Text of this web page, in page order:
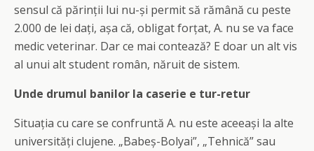
sensul că părinții lui nu-și permit să rămână cu peste
2.000 de lei dați, așa că, obligat forțat, A. nu se va face
medic veterinar. Dar ce mai contează? E doar un alt vis
al unui alt student român, năruit de sistem.
Unde drumul banilor la caserie e tur-retur
Situația cu care se confruntă A. nu este aceeași la alte
universități clujene. „Babeș-Bolyai”, „Tehnică” sau